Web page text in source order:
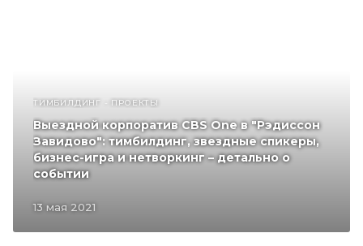
ТИМБИЛДИНГ - ПРОЕКТЫ
13 мая 2021
Выездной корпоратив CBS One в "Рэдиссон
Завидово": тимбилдинг, звездные спикеры,
бизнес-игра и нетворкинг – детально о
событии